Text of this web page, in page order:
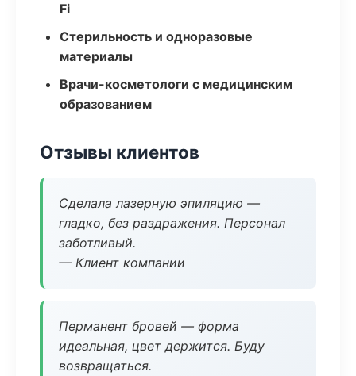
Fi
Стерильность и одноразовые
материалы
Врачи-косметологи с медицинским
образованием
Отзывы клиентов
Сделала лазерную эпиляцию —
гладко, без раздражения. Персонал
заботливый.
— Клиент компании
Перманент бровей — форма
идеальная, цвет держится. Буду
возвращаться.